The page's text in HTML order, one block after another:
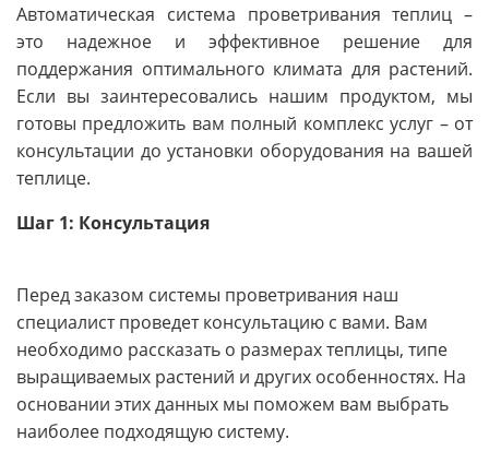
Автоматическая система проветривания теплиц –
это надежное и эффективное решение для
поддержания оптимального климата для растений.
Если вы заинтересовались нашим продуктом, мы
готовы предложить вам полный комплекс услуг – от
консультации до установки оборудования на вашей
теплице.
Шаг 1: Консультация
Перед заказом системы проветривания наш
специалист проведет консультацию с вами. Вам
необходимо рассказать о размерах теплицы, типе
выращиваемых растений и других особенностях. На
основании этих данных мы поможем вам выбрать
наиболее подходящую систему.